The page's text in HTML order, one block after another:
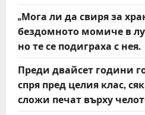
„Мога ли да свиря за
бездомното момиче в
но те се подиграха с нея.
Преди двайсет години
спря пред целия клас,
сложи печат върху